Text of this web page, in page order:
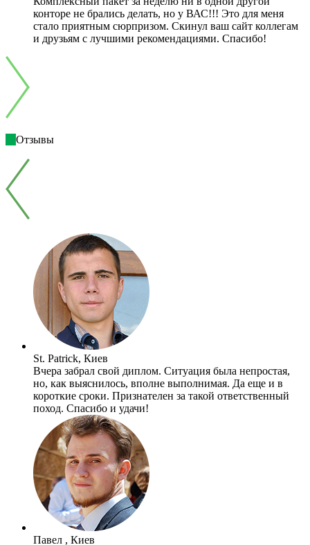
конторе не брались делать, но у ВАС!!! Это для меня
стало приятным сюрпризом. Скинул ваш сайт коллегам
и друзьям с лучшими рекомендациями. Спасибо!
Отзывы
St. Patrick, Киев
Вчера забрал свой диплом. Ситуация была непростая,
но, как выяснилось, вполне выполнимая. Да еще и в
короткие сроки. Признателен за такой ответственный
поход. Спасибо и удачи!
Павел , Киев